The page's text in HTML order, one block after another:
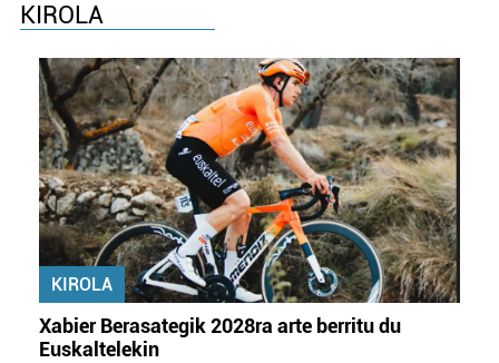
KIROLA
KIROLA
Xabier Berasategik 2028ra arte berritu du
Euskaltelekin